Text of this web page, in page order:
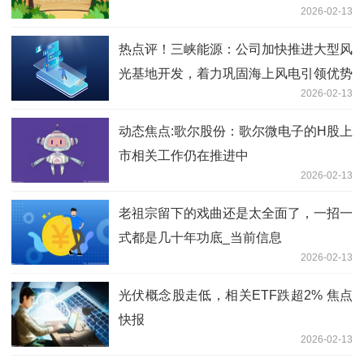
2026-02-13
热点评！三峡能源：公司加快推进大型风
光基地开发，着力巩固海上风电引领优势
2026-02-13
动态焦点:歌尔股份：歌尔微电子的H股上
市相关工作仍在推进中
2026-02-13
老祖宗留下的戏曲还是太全面了，一招一
式都是几十年功底_当前信息
2026-02-13
光伏概念股走低，相关ETF跌超2% 焦点
快报
2026-02-13